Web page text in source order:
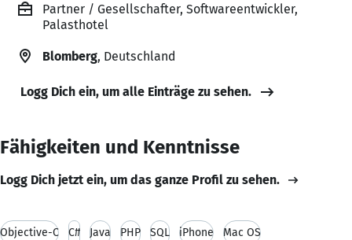
Partner / Gesellschafter, Softwareentwickler,
Palasthotel
Blomberg, Deutschland
Logg Dich ein, um alle Einträge zu sehen.
Fähigkeiten und Kenntnisse
Logg Dich jetzt ein, um das ganze Profil zu sehen.
Objective-C C# Java PHP SQL iPhone Mac OS